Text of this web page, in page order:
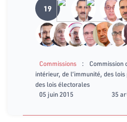
19
Commissions :
Commission
intérieur, de l’immunité, des
des lois électorales
05 juin 2015
35